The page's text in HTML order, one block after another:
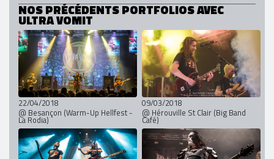
NOS PRÉCÉDENTS PORTFOLIOS AVEC
ULTRA VOMIT
22/04/2018
@ Besançon (Warm-Up Hellfest -
La Rodia)
09/03/2018
@ Hérouville St Clair (Big Band
Café)